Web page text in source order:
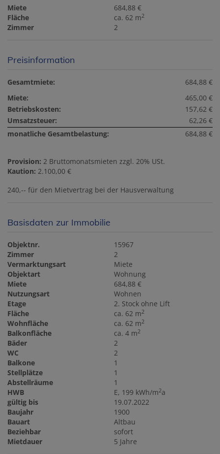
Miete
684,88 €
Fläche
ca. 62 m2
Zimmer 2
Preisinformation
Gesamtmiete:
684,88 €
Miete:
465,00 €
Betriebskosten:
157,62 €
Umsatzsteuer:
62,26 €
monatliche Gesamtbelastung:
684,88 €
Provision: 2 Bruttomonatsmieten zzgl. 20% USt.
Kaution: 2.100,00 €
240,-- für den Mietvertrag bei der Hausverwaltung
Basisdaten zur Immobilie
Objektnr.
15967
Zimmer
2
Vermarktungsart
Miete
Objektart
Wohnung
Miete
684,88 €
Nutzungsart
Wohnen
Etage
2. Stock ohne Lift
Fläche
ca. 62 m2
Wohnfläche ca. 62 m2
Balkonfläche ca. 4 m2
Bäder
2
WC
2
Balkone
1
Stellplätze
1
Abstellräume
1
HWB
E, 199 kWh/m2a
gültig bis
19.07.2022
Baujahr
1900
Bauart
Altbau
Beziehbar
sofort
Mietdauer
5 Jahre